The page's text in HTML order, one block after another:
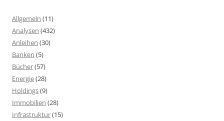
Allgemein (11)
Analysen (432)
Anleihen (30)
Banken (5)
Bücher(57)
Energie(28)
Holdings(9)
Immobilien (28)
Infrastruktur(15)